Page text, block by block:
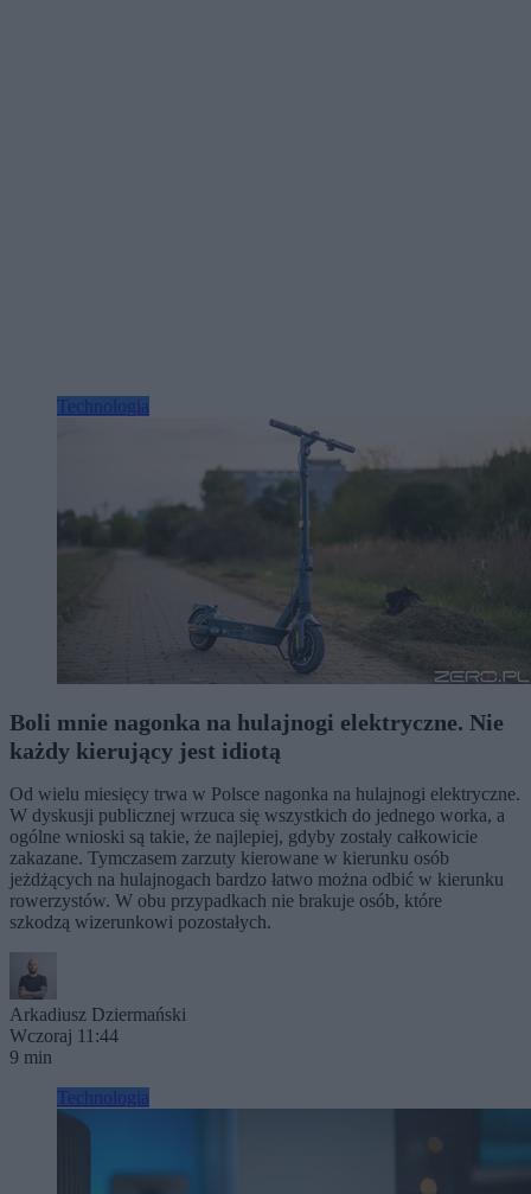
Technologia
Boli mnie nagonka na hulajnogi elektryczne. Nie
każdy kierujący jest idiotą
Od wielu miesięcy trwa w Polsce nagonka na hulajnogi elektryczne.
W dyskusji publicznej wrzuca się wszystkich do jednego worka, a
ogólne wnioski są takie, że najlepiej, gdyby zostały całkowicie
zakazane. Tymczasem zarzuty kierowane w kierunku osób
jeżdżących na hulajnogach bardzo łatwo można odbić w kierunku
rowerzystów. W obu przypadkach nie brakuje osób, które
szkodzą wizerunkowi pozostałych.
Arkadiusz Dziermański
Wczoraj 11:44
9 min
Technologia